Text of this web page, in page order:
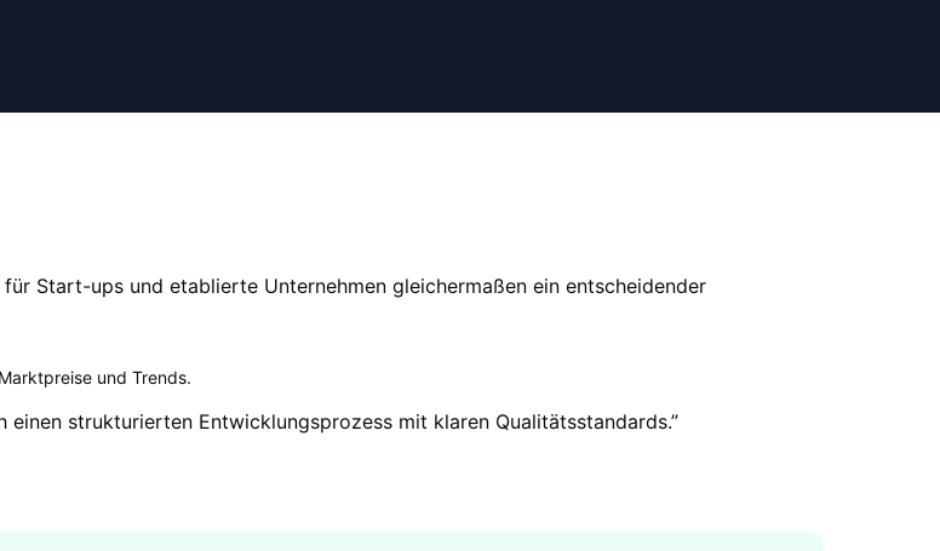
Start-ups und etablierte Unternehmen gleichermaßen ein entscheidender
und Trends.
strukturierten Entwicklungsprozess mit klaren Qualitätsstandards.”